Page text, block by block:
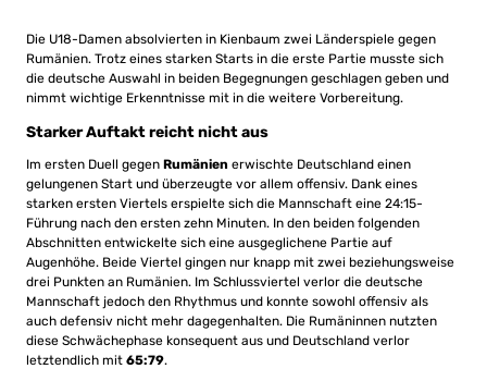
Die U18-Damen absolvierten in Kienbaum zwei Länderspiele gegen
Rumänien. Trotz eines starken Starts in die erste Partie musste sich
die deutsche Auswahl in beiden Begegnungen geschlagen geben und
nimmt wichtige Erkenntnisse mit in die weitere Vorbereitung.
Starker Auftakt reicht nicht aus
Im ersten Duell gegen Rumänien erwischte Deutschland einen
gelungenen Start und überzeugte vor allem offensiv. Dank eines
starken ersten Viertels erspielte sich die Mannschaft eine 24:15-
Führung nach den ersten zehn Minuten. In den beiden folgenden
Abschnitten entwickelte sich eine ausgeglichene Partie auf
Augenhöhe. Beide Viertel gingen nur knapp mit zwei beziehungsweise
drei Punkten an Rumänien. Im Schlussviertel verlor die deutsche
Mannschaft jedoch den Rhythmus und konnte sowohl offensiv als
auch defensiv nicht mehr dagegenhalten. Die Rumäninnen nutzten
diese Schwächephase konsequent aus und Deutschland verlor
letztendlich mit 65:79.